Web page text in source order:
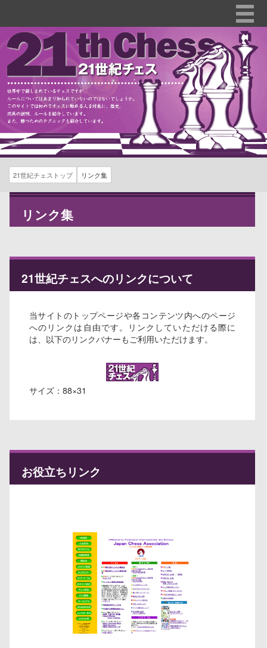
21世紀チェストップ リンク集
リンク集
21世紀チェスへのリンクについて
当サイトのトップページや各コンテンツ内へのページ
へのリンクは自由です。リンクしていただける際に
は、以下のリンクバナーもご利用いただけます。
サイズ：88×31
お役立ちリンク